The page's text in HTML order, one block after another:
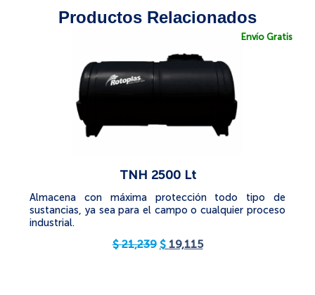
Productos Relacionados
Envío Gratis
TNH 2500 Lt
Almacena con máxima protección todo tipo de
sustancias, ya sea para el campo o cualquier proceso
industrial.
$21,239 $ 19,115